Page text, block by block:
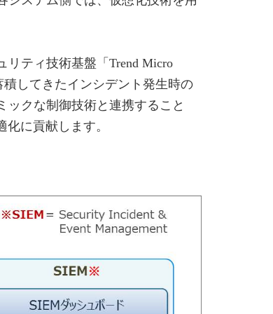
ティ技術基盤「Trend Micro
積してきたインシデント発生時の
クな制御技術と連携すること
に貢献します。